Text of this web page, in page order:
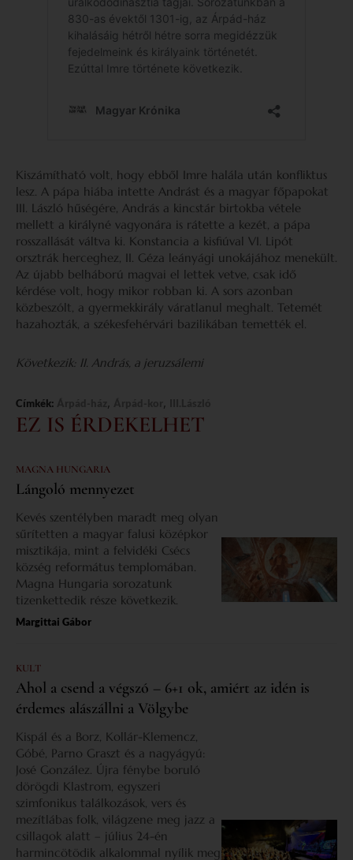
Kiszámítható volt, hogy ebből Imre halála után konfliktus
lesz. A pápa hiába intette Andrást és a magyar főpapokat
III. László hűségére, András a kincstár birtokba vétele
mellett a királyné vagyonára is rátette a kezét, a pápa
rosszallását váltva ki. Konstancia a kisfiúval VI. Lipót
orsztrák herceghez, II. Géza leányági unokájához menekült.
Az újabb belháború magvai el lettek vetve, csak idő
kérdése volt, hogy mikor robban ki. A sors azonban
közbeszólt, a gyermekkirály váratlanul meghalt. Tetemét
hazahozták, a székesfehérvári bazilikában temették el.
Következik: II. András, a jeruzsálemi
Címkék: , ,
EZ IS ÉRDEKELHET
MAGNA HUNGARIA
Lángoló mennyezet
Kevés szentélyben maradt meg olyan
sűrítetten a magyar falusi középkor
misztikája, mint a felvidéki Csécs
község református templomában.
Magna Hungaria sorozatunk
tizenkettedik része következik.
Margittai Gábor
KULT
Ahol a csend a végszó – 6+1 ok, amiért az idén is
érdemes alászállni a Völgybe
Kispál és a Borz, Kollár-Klemencz,
Góbé, Parno Graszt és a nagyágyú:
José González. Újra fénybe boruló
dörögdi Klastrom, egyszeri
szimfonikus találkozások, vers és
mezítlábas folk, világzene meg jazz a
csillagok alatt – július 24-én
harmincötödik alkalommal nyílik meg